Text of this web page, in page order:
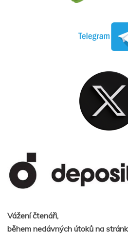
Vážení čtenáři,
během nedávných útoků na